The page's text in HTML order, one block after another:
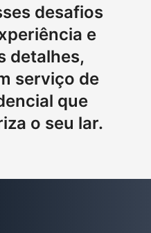
desafios
e
detalhes,
serviço de
que
o seu lar.